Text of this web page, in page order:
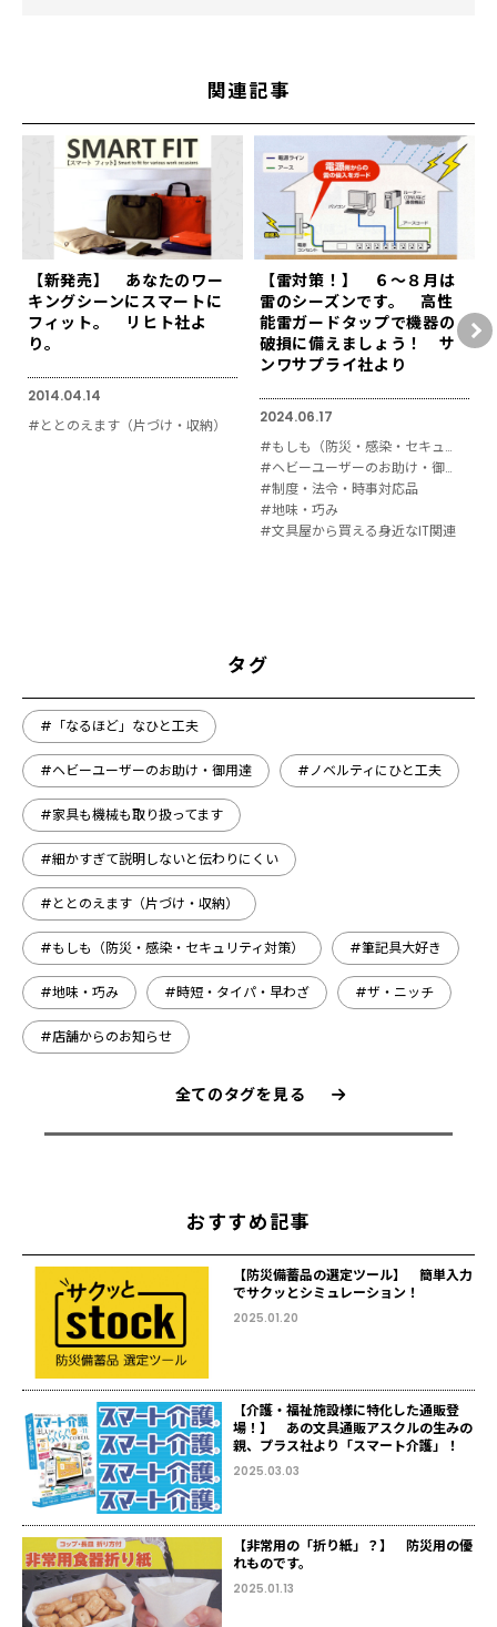
関連記事
【新発売】 あなたのワー
キングシーンにスマートに
フィット。 リヒト社よ
り。
2014.04.14
#ととのえます（片づけ・収納）
【雷対策！】 ６〜８月は
雷のシーズンです。 高性
能雷ガードタップで機器の
破損に備えましょう！ サ
ンワサプライ社より
2024.06.17
#もしも（防災・感染・セキュリティ対策）
#ヘビーユーザーのお助け・御用達
#制度・法令・時事対応品
#地味・巧み
#文具屋から買える身近なIT関連
タグ
#「なるほど」なひと工夫
#ヘビーユーザーのお助け・御用達 #ノベルティにひと工夫
#家具も機械も取り扱ってます
#細かすぎて説明しないと伝わりにくい
#ととのえます（片づけ・収納）
#もしも（防災・感染・セキュリティ対策） #筆記具大好き
#地味・巧み #時短・タイパ・早わざ #ザ・ニッチ
#店舗からのお知らせ
全てのタグを見る
おすすめ記事
【防災備蓄品の選定ツール】 簡単入力
でサクッとシミュレーション！
2025.01.20
【介護・福祉施設様に特化した通販登
場！】 あの文具通販アスクルの生みの
親、プラス社より「スマート介護」！
2025.03.03
【非常用の「折り紙」？】 防災用の優
れものです。
2025.01.13